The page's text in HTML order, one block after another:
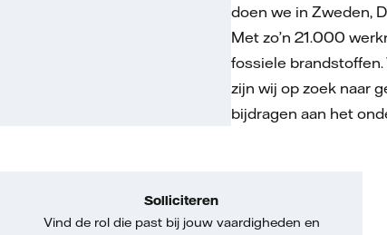
doen we in Zweden,
Met zo’n 21.000
fossiele
zijn wij op zoek naar
bijdragen aan het
Solliciteren
Vind de rol die past bij jouw vaardigheden en